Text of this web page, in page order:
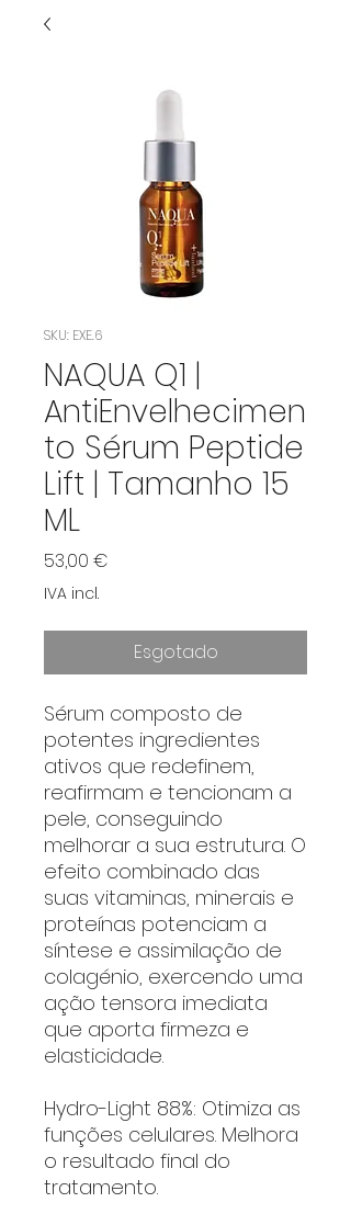
SKU: EXE.6
NAQUA Q1 |
AntiEnvelhecimen
to Sérum Peptide
Lift | Tamanho 15
ML
53,00 €
IVA incl.
Esgotado
Sérum composto de
potentes ingredientes
ativos que redefinem,
reafirmam e tencionam a
pele, conseguindo
melhorar a sua estrutura. O
efeito combinado das
suas vitaminas, minerais e
proteínas potenciam a
síntese e assimilação de
colagénio, exercendo uma
ação tensora imediata
que aporta firmeza e
elasticidade.
Hydro-Light 88%: Otimiza as
funções celulares. Melhora
o resultado final do
tratamento.